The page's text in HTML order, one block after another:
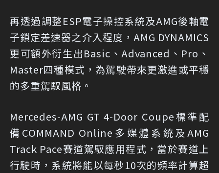
再透過調整ESP電子操控系統及AMG後軸電
子鎖定差速器之介入程度，AMG DYNAMICS
更可額外衍生出Basic、Advanced、Pro、
Master四種模式，為駕駛帶來更激進或平穩
的多重駕馭風格。
Mercedes-AMG GT 4-Door Coupe標準配
備COMMAND Online多媒體系統及AMG
Track Pace賽道駕馭應用程式，當於賽道上
行駛時，系統將能以每秒10次的頻率計算超